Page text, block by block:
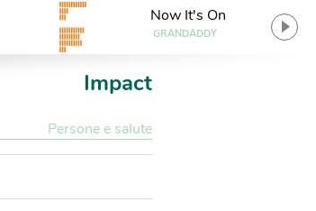
Now It's On
GRANDADDY
Impact
Persone e salute